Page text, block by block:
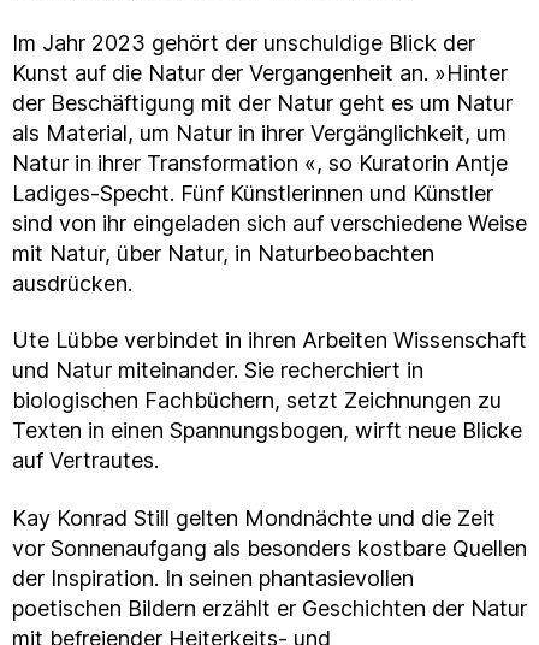
Im Jahr 2023 gehört der unschuldige Blick der
Kunst auf die Natur der Vergangenheit an. »Hinter
der Beschäftigung mit der Natur geht es um Natur
als Material, um Natur in ihrer Vergänglichkeit, um
Natur in ihrer Transformation «, so Kuratorin Antje
Ladiges-Specht. Fünf Künstlerinnen und Künstler
sind von ihr eingeladen sich auf verschiedene Weise
mit Natur, über Natur, in Naturbeobachten
ausdrücken.
Ute Lübbe verbindet in ihren Arbeiten Wissenschaft
und Natur miteinander. Sie recherchiert in
biologischen Fachbüchern, setzt Zeichnungen zu
Texten in einen Spannungsbogen, wirft neue Blicke
auf Vertrautes.
Kay Konrad Still gelten Mondnächte und die Zeit
vor Sonnenaufgang als besonders kostbare Quellen
der Inspiration. In seinen phantasievollen
poetischen Bildern erzählt er Geschichten der Natur
mit befreiender Heiterkeits- und